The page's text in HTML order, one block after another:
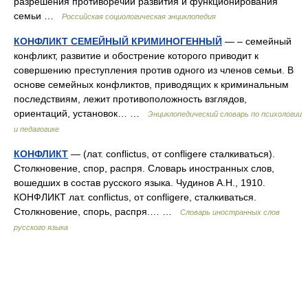
семьи …
Российская социологическая энциклопедия
КОНФЛИКТ СЕМЕЙНЫЙ КРИМИНОГЕННЫЙ — – семейный
конфликт, развитие и обострение которого приводит к
совершению преступления против одного из членов семьи. В
основе семейных конфликтов, приводящих к криминальным
последствиям, лежит противоположность взглядов,
ориентаций, установок… …
Энциклопедический словарь по психологии
и педагогике
КОНФЛИКТ — (лат. conflictus, от confligere сталкиваться).
Столкновение, спор, распря. Словарь иностранных слов,
вошедших в состав русского языка. Чудинов А.Н., 1910.
КОНФЛИКТ лат. conflictus, от confligere, сталкиваться.
Столкновение, спорь, распря.… …
Словарь иностранных слов
русского языка